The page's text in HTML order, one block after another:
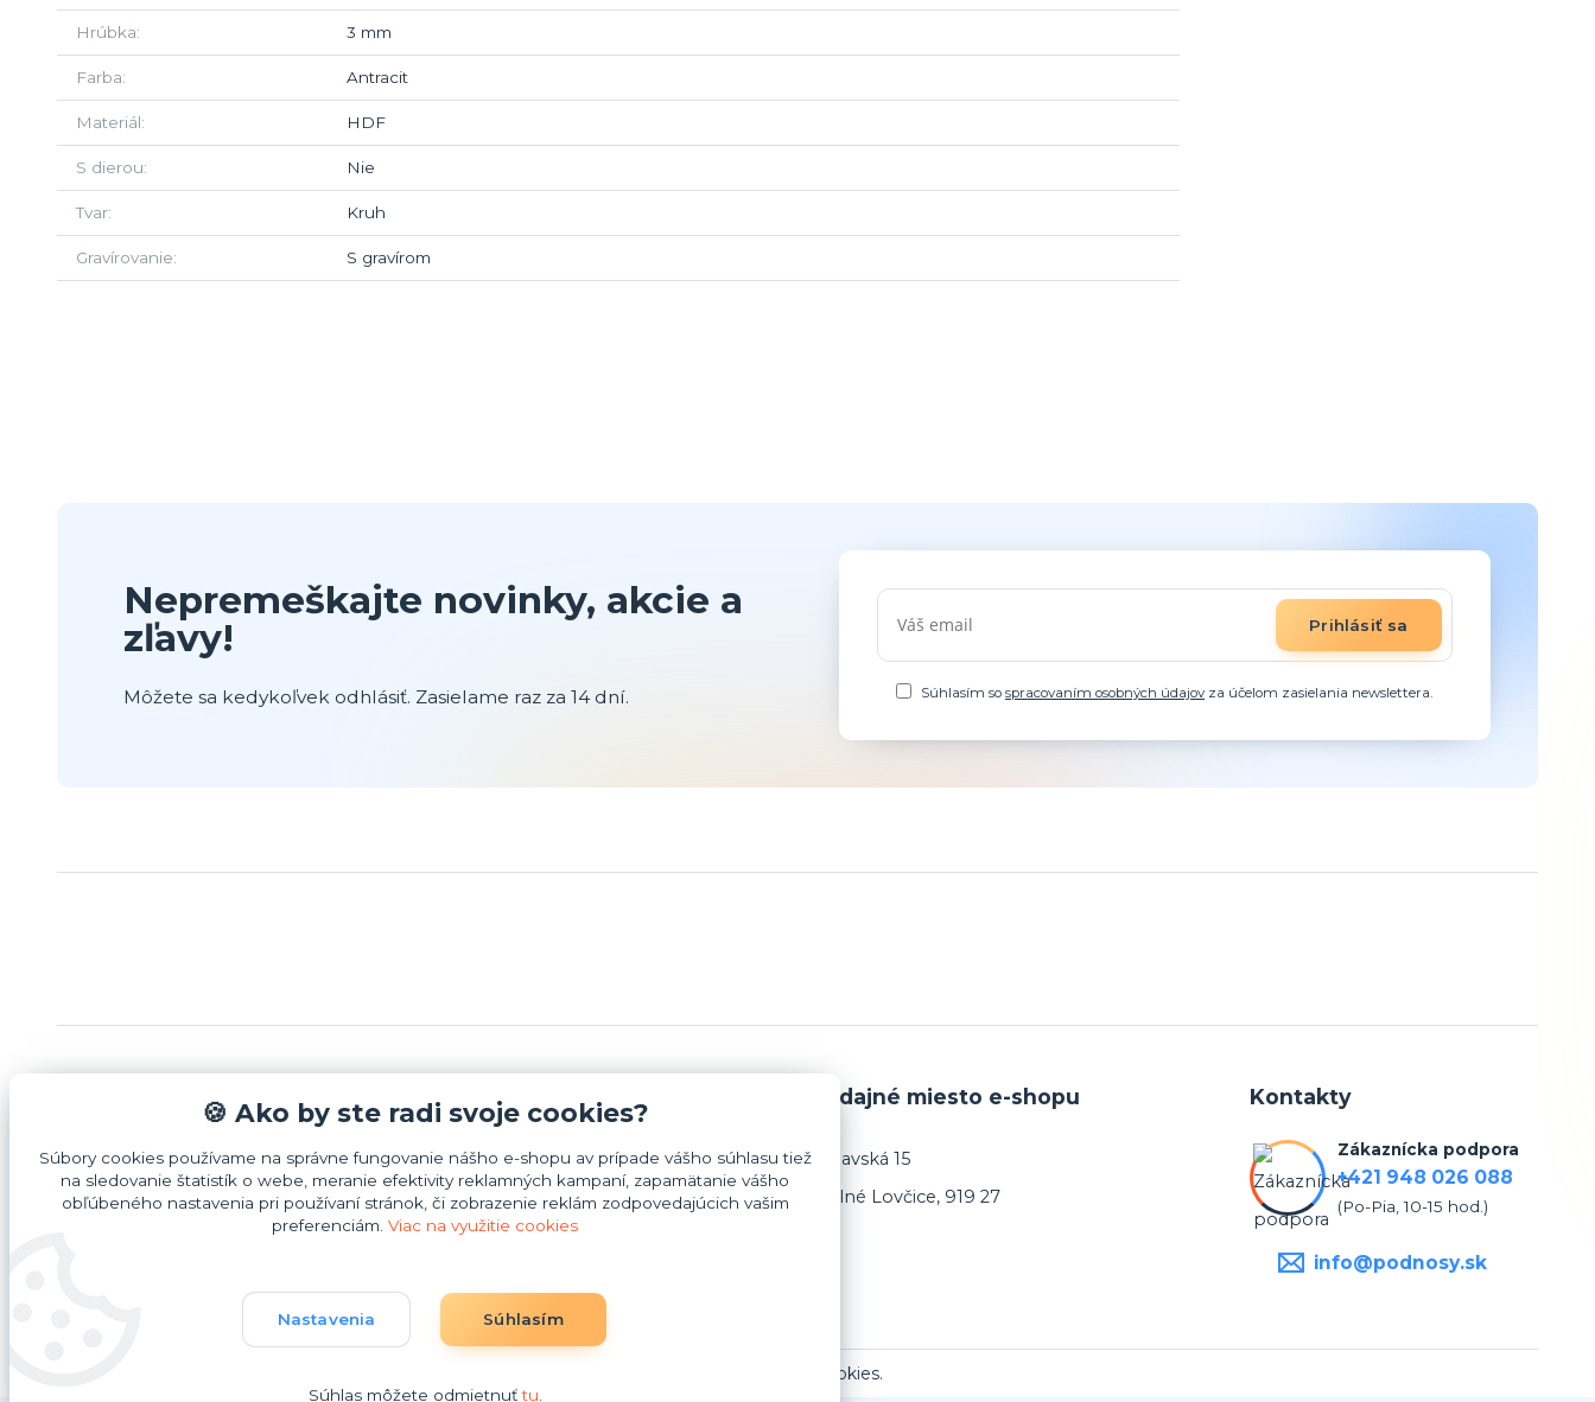
Hrúbka 3 mm
Farba Antracit
Materiál HDF
S dierou Nie
Tvar Kruh
Gravírovanie S gravírom
Nepremeškajte novinky, akcie a
zľavy!
Môžete sa kedykoľvek odhlásiť. Zasielame raz za 14 dní.
Prihlásiť sa
Súhlasím sospracovaním osobných údajov za účelom zasielania newslettera.
Informácie pre zákazníkov
Bezpečnostné pokyny
O nás
Obchodné podmienky
Možnosti platby a dopravy Výdajné miesto e-shopu
Trnavská 15
Dolné Lovčice, 919 27
Kontakty
Zákaznícka podpora
+421 948 026 088
(Po-Pia, 10-15 hod.)
info@podnosy.sk
Upraviť zber cookies.
🍪 Ako by ste radi svoje cookies?
Súbory cookies používame na správne fungovanie nášho e-shopu av prípade vášho súhlasu tiež
na sledovanie štatistík o webe, meranie efektivity reklamných kampaní, zapamätanie vášho
obľúbeného nastavenia pri používaní stránok, či zobrazenie reklám zodpovedajúcich vašim
preferenciám. Viac na využitie cookies
Nastavenia Súhlasím
Súhlas môžete odmietnuťtu